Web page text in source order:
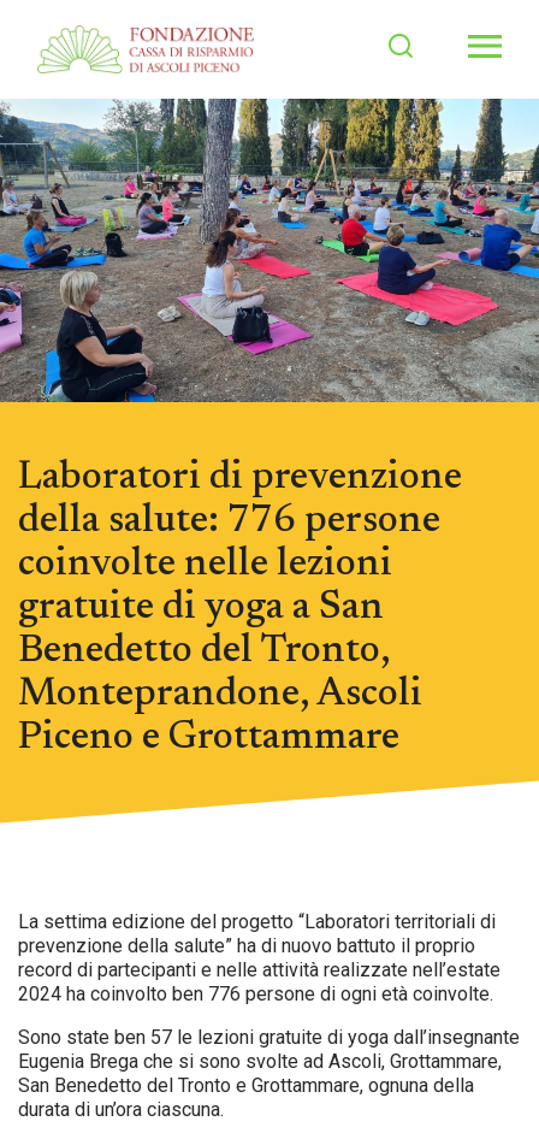
Laboratori di prevenzione
della salute: 776 persone
coinvolte nelle lezioni
gratuite di yoga a San
Benedetto del Tronto,
Monteprandone, Ascoli
Piceno e Grottammare
La settima edizione del progetto “Laboratori territoriali di
prevenzione della salute” ha di nuovo battuto il proprio
record di partecipanti e nelle attività realizzate nell’estate
2024 ha coinvolto ben 776 persone di ogni età coinvolte.
Sono state ben 57 le lezioni gratuite di yoga dall’insegnante
Eugenia Brega che si sono svolte ad Ascoli, Grottammare,
San Benedetto del Tronto e Grottammare, ognuna della
durata di un’ora ciascuna.